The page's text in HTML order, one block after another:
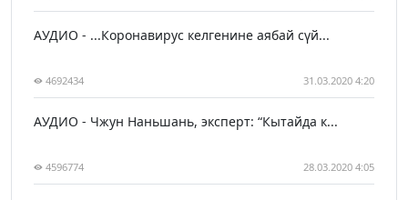
АУДИО - ...Коронавирус келгенине аябай сүй...
4692434 31.03.2020 4:20
АУДИО - Чжун Наньшань, эксперт: “Кытайда к...
4596774 28.03.2020 4:05